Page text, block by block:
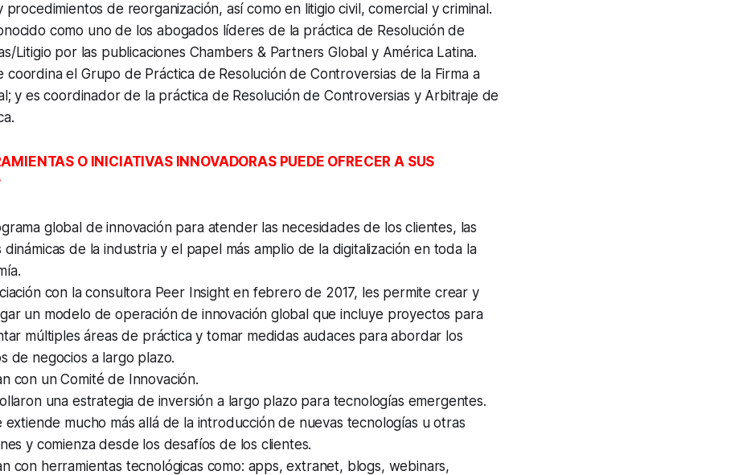
procedimientos de reorganización, así como en litigio civil, comercial y criminal.
como uno de los abogados líderes de la práctica de Resolución de
Litigio por las publicaciones Chambers & Partners Global y América Latina.
coordina el Grupo de Práctica de Resolución de Controversias de la Firma a
y es coordinador de la práctica de Resolución de Controversias y Arbitraje de
O INICIATIVAS INNOVADORAS PUEDE OFRECER A SUS
global de innovación para atender las necesidades de los clientes, las
dinámicas de la industria y el papel más amplio de la digitalización en toda la
con la consultora Peer Insight en febrero de 2017, les permite crear y
un modelo de operación de innovación global que incluye proyectos para
múltiples áreas de práctica y tomar medidas audaces para abordar los
de negocios a largo plazo.
con un Comité de Innovación.
una estrategia de inversión a largo plazo para tecnologías emergentes.
extiende mucho más allá de la introducción de nuevas tecnologías u otras
y comienza desde los desafíos de los clientes.
con herramientas tecnológicas como: apps, extranet, blogs, webinars,